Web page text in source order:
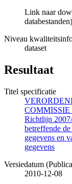
Link naar
Niveau
dataset
Resultaat
Titel specificatie
COMMISSIE
Richtlijn
betreffende
gegevens en
gegevens
Versiedatum
2010-12-08